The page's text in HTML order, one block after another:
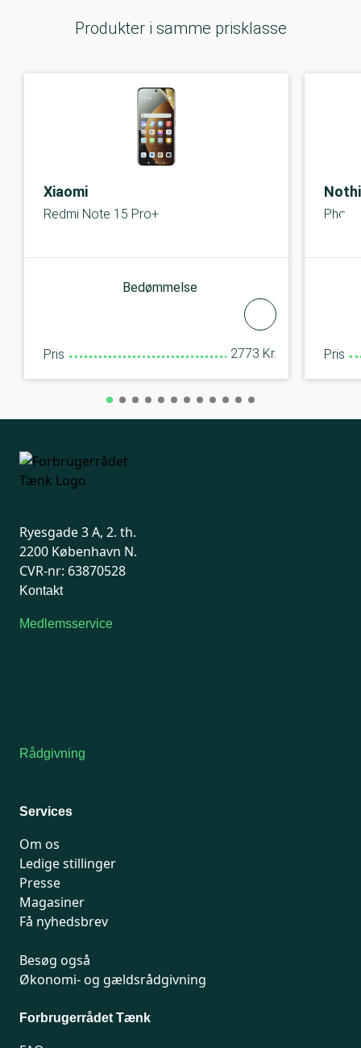
Produkter i samme prisklasse
Xiaomi
Redmi Note 15 Pro+
Bedømmelse
Pris 2773 Kr. Pris
Ryesgade 3 A, 2. th.
2200 København N.
CVR-nr: 63870528
Kontakt
Medlemsservice
Rådgivning
Services
Om os
Ledige stillinger
Presse
Magasiner
Få nyhedsbrev
Besøg også
Økonomi- og gældsrådgivning
Forbrugerrådet Tænk